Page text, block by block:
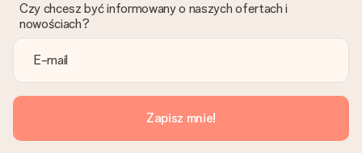
Czy chcesz być informowany o naszych ofertach i
nowościach?
Zapisz mnie!